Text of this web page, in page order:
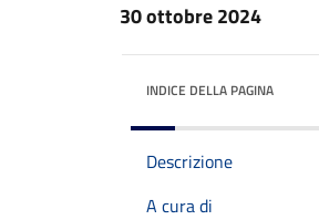
30 ottobre 2024
INDICE DELLA PAGINA
Descrizione
A cura di